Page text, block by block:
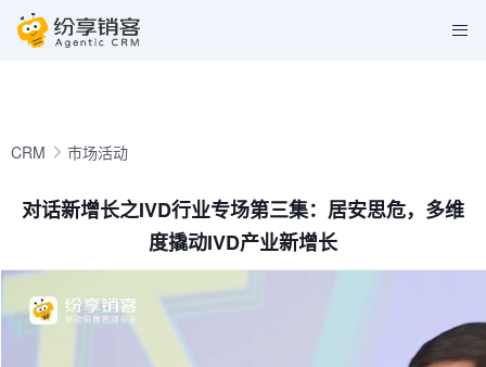
CRM 市场活动
对话新增长之IVD行业专场第三集：居安思危，多维
度撬动IVD产业新增长